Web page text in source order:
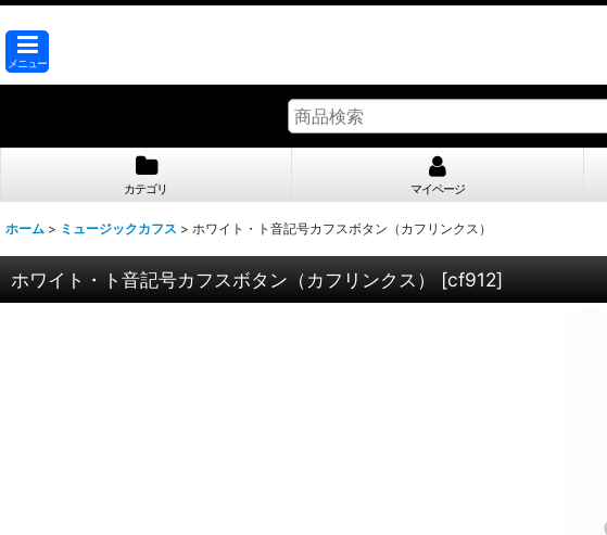
メニュー
カテゴリ マイページ
ホーム > ミュージックカフス > ホワイト・ト音記号カフスボタン（カフリンクス）
ホワイト・ト音記号カフスボタン（カフリンクス） [cf912]